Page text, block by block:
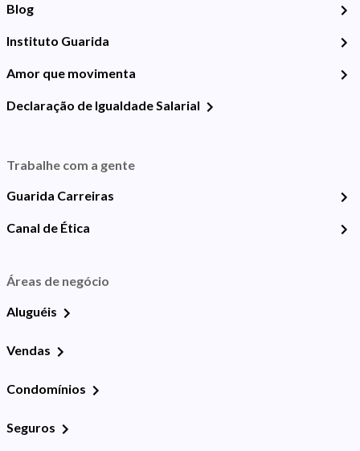
Blog
Instituto Guarida
Amor que movimenta
Declaração de Igualdade Salarial
Trabalhe com a gente
Guarida Carreiras
Canal de Ética
Áreas de negócio
Aluguéis
Vendas
Condomínios
Seguros